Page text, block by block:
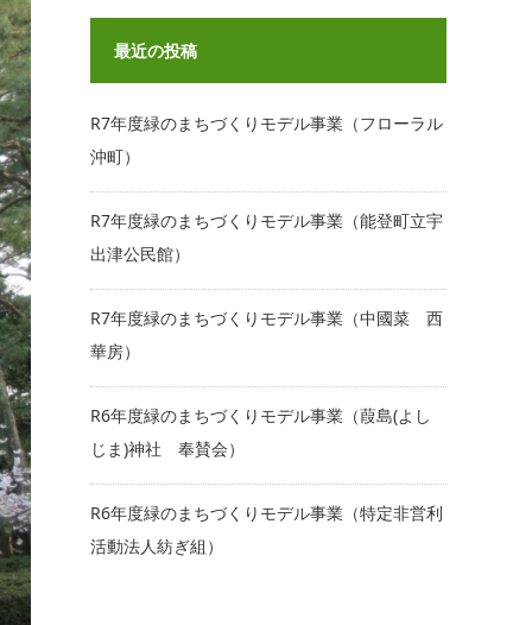
最近の投稿
R7年度緑のまちづくりモデル事業（フローラル
沖町）
R7年度緑のまちづくりモデル事業（能登町立宇
出津公民館）
R7年度緑のまちづくりモデル事業（中國菜 西
華房）
R6年度緑のまちづくりモデル事業（葭島(よし
じま)神社 奉賛会）
R6年度緑のまちづくりモデル事業（特定非営利
活動法人紡ぎ組）